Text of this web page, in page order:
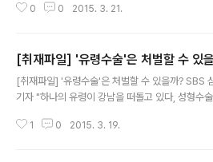
가 수술대에 눕자 간호사로 보이는 여자가 다가와
체인 소비자시민모임과 한국환자단체연합회는 최근
도 의사를 바꿔 수술하는 행위를 ‘유령수술’이라고
20대 여성 A씨는 2013년 서울 강남 유명 성형외
턱광대뼈 축소수술을 받았습니다. 안면 마비와 비
는 자신이 집도한 것이 아니라고 밝혔습니다. 상담
0 0 2015. 3. 21.
[취재파일] '유령수술'은 처벌할 수 있
[취재파일] '유령수술'은 처벌할 수 있을까? SBS
기자 "하나의 유령이 강남을 떠돌고 있다, 성형수
e of plastic surgery.) '유령수술'이 화제다. 성형
1 0 2015. 3. 19.